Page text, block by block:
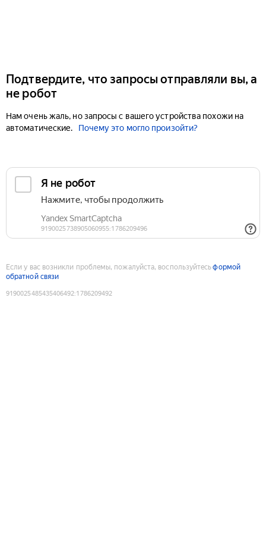
Подтвердите, что запросы отправляли вы, а
не робот
Нам очень жаль, но запросы с вашего устройства похожи на
автоматические.
Почему это могло произойти?
Если у вас возникли проблемы, пожалуйста, воспользуйтесьформой
обратной связи
9190025485435406492:1786209492